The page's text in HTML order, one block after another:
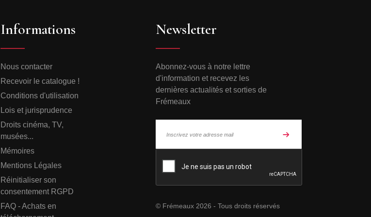
Informations
Nous contacter
Recevoir le catalogue !
Conditions d'utilisation
Lois et jurisprudence
Droits cinéma, TV,
musées...
Mémoires
Mentions Légales
Réinitialiser son
consentement RGPD
FAQ - Achats en
Newsletter
Abonnez-vous à notre lettre
d'information et recevez les
dernières actualités et sorties de
Frémeaux
© Frémeaux 2026 - Tous droits réservés